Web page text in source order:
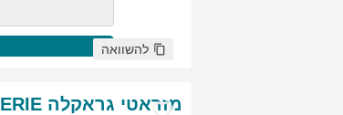
להשוואה
מזראטי גראקלה PRIMASERIE